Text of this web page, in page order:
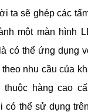
ta sẽ ghép các
một màn hình
có thể ứng dụng
nhu cầu của
hàng cao
có thể sử dụng